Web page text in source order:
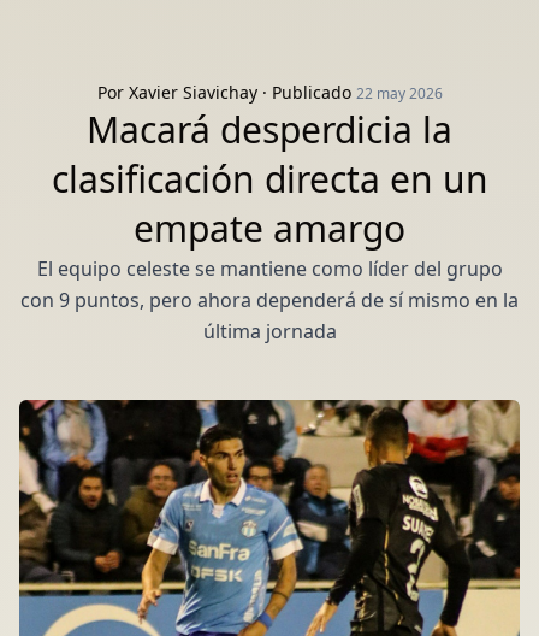
Por Xavier Siavichay· Publicado 22 may 2026
Macará desperdicia la
clasificación directa en un
empate amargo
El equipo celeste se mantiene como líder del grupo
con 9 puntos, pero ahora dependerá de sí mismo en la
última jornada